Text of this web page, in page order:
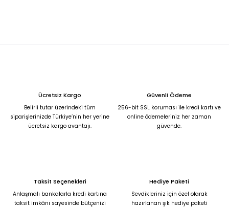
Ücretsiz Kargo
Belirli tutar üzerindeki tüm
siparişlerinizde Türkiye’nin her yerine
ücretsiz kargo avantajı.
Güvenli Ödeme
256-bit SSL koruması ile kredi kartı ve
online ödemeleriniz her zaman
güvende.
Taksit Seçenekleri
Anlaşmalı bankalarla kredi kartına
taksit imkânı sayesinde bütçenizi
Hediye Paketi
Sevdikleriniz için özel olarak
hazırlanan şık hediye paketi